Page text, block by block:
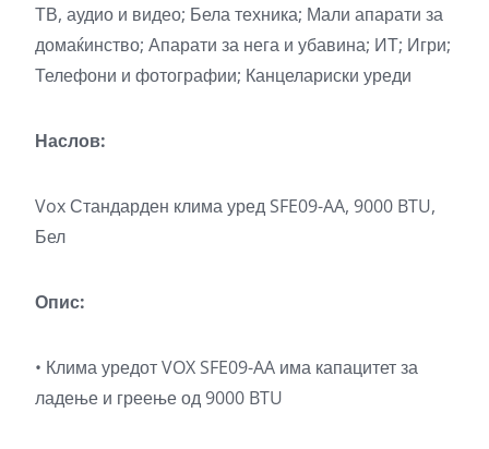
ТВ, аудио и видео; Бела техника; Мали апарати за
домаќинство; Апарати за нега и убавина; ИТ; Игри;
Телефони и фотографии; Канцелариски уреди
Наслов:
Vox Стандарден клима уред SFE09-AA, 9000 BTU,
Бел
Опис:
• Клима уредот VOX SFE09-AA има капацитет за
ладење и греење од 9000 BTU